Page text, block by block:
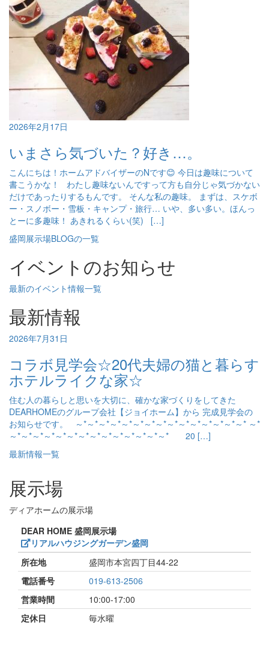
2026年2月17日
いまさら気づいた？好き…。
こんにちは！ホームアドバイザーのNです😊 今日は趣味について
書こうかな！ わたし趣味ないんですって方も自分じゃ気づかない
だけであったりするもんです。 そんな私の趣味。 まずは、スケボ
ー・スノボー・雪板・キャンプ・旅行… いや、多い多い。ほんっ
とーに多趣味！ あきれるくらい(笑) […]
盛岡展示場BLOGの一覧
イベントのお知らせ
最新のイベント情報一覧
最新情報
2026年7月31日
コラボ見学会☆20代夫婦の猫と暮らす
ホテルライクな家☆
住む人の暮らしと思いを大切に、確かな家づくりをしてきた
DEARHOMEのグループ会社【ジョイホーム】から 完成見学会の
お知らせです。 ～*～*～*～*～*～*～*～*～*～*～*～*～*～*～* ～*
～*～*～*～*～*～*～*～*～*～*～*～*～*～* 20 […]
最新情報一覧
展示場
ディアホームの展示場
DEAR HOME 盛岡展示場
リアルハウジングガーデン盛岡
所在地
盛岡市本宮四丁目44-22
電話番号
019-613-2506
営業時間
10:00-17:00
定休日
毎水曜